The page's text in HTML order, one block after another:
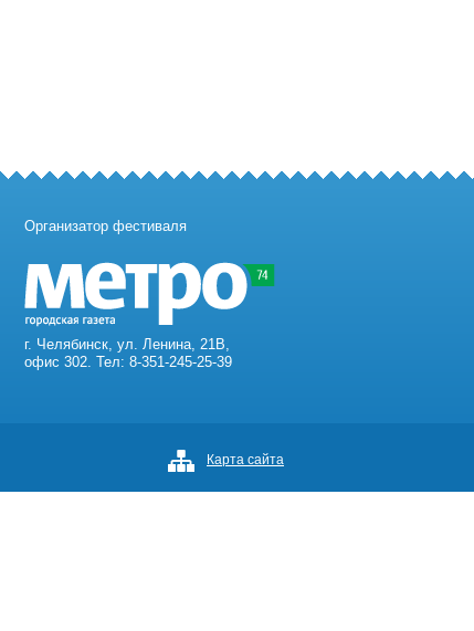
Организатор фестиваля
г. Челябинск, ул. Ленина, 21В,
офис 302. Тел: 8-351-245-25-39
Карта сайта